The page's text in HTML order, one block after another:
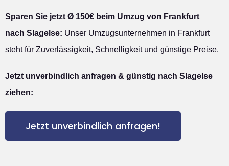
Sparen Sie jetzt Ø 150€ beim Umzug von Frankfurt
nach Slagelse: Unser Umzugsunternehmen in Frankfurt
steht für Zuverlässigkeit, Schnelligkeit und günstige Preise.
Jetzt unverbindlich anfragen & günstig nach Slagelse
ziehen:
Jetzt unverbindlich anfragen!